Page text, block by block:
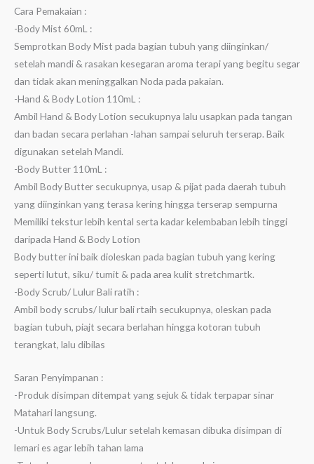
Cara Pemakaian :
-Body Mist 60mL :
Semprotkan Body Mist pada bagian tubuh yang diinginkan/
setelah mandi & rasakan kesegaran aroma terapi yang begitu segar
dan tidak akan meninggalkan Noda pada pakaian.
-Hand & Body Lotion 110mL :
Ambil Hand & Body Lotion secukupnya lalu usapkan pada tangan
dan badan secara perlahan -lahan sampai seluruh terserap. Baik
digunakan setelah Mandi.
-Body Butter 110mL :
Ambil Body Butter secukupnya, usap & pijat pada daerah tubuh
yang diinginkan yang terasa kering hingga terserap sempurna
Memiliki tekstur lebih kental serta kadar kelembaban lebih tinggi
daripada Hand & Body Lotion
Body butter ini baik dioleskan pada bagian tubuh yang kering
seperti lutut, siku/ tumit & pada area kulit stretchmartk.
-Body Scrub/ Lulur Bali ratih :
Ambil body scrubs/ lulur bali rtaih secukupnya, oleskan pada
bagian tubuh, piajt secara berlahan hingga kotoran tubuh
terangkat, lalu dibilas
Saran Penyimpanan :
-Produk disimpan ditempat yang sejuk & tidak terpapar sinar
Matahari langsung.
-Untuk Body Scrubs/Lulur setelah kemasan dibuka disimpan di
lemari es agar lebih tahan lama